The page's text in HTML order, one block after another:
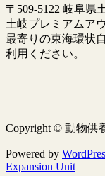
〒509-5122 岐阜県
土岐プレミアムア
最寄りの東海環状
利用ください。
Copyright © 動物供
Powered by
Expansion Unit